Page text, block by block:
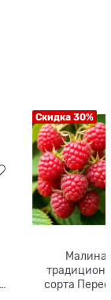
Скидка 30%
Малина
сорта